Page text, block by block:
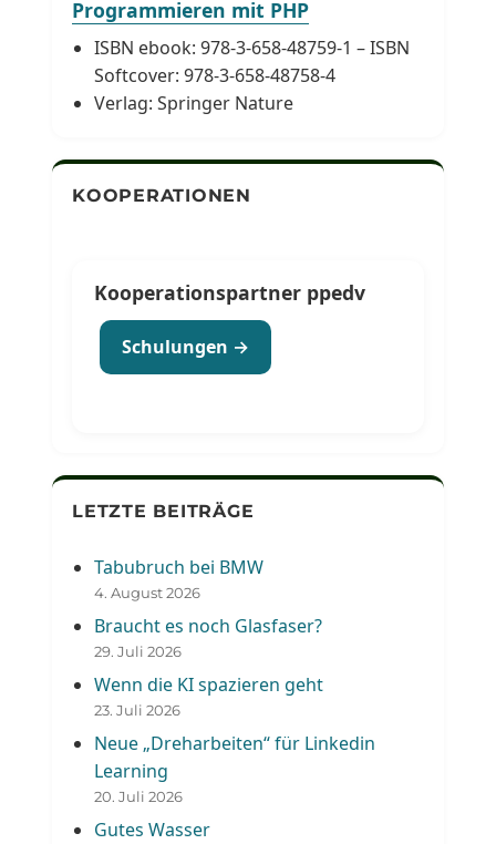
Programmieren mit PHP
ISBN ebook: 978-3-658-48759-1 – ISBN
Softcover: 978-3-658-48758-4
Verlag: Springer Nature
KOOPERATIONEN
Kooperationspartner ppedv
Schulungen →
LETZTE BEITRÄGE
Tabubruch bei BMW
4. August 2026
Braucht es noch Glasfaser?
29. Juli 2026
Wenn die KI spazieren geht
23. Juli 2026
Neue „Dreharbeiten“ für Linkedin
Learning
20. Juli 2026
Gutes Wasser